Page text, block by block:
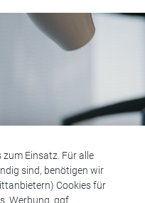
Einsatz. Für alle
sind, benötigen wir
Cookies für